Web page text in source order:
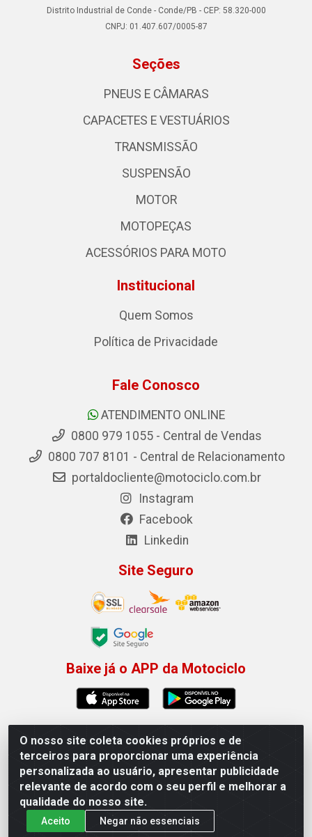
Permitir que a Motociclo envie notificações com
novidades e ofertas exclusivas.
Powered by SendPulse
×
O nosso site coleta cookies próprios e de
terceiros para proporcionar uma experiência
personalizada ao usuário, apresentar publicidade
relevante de acordo com o seu perfil e melhorar a
qualidade do nosso site.
Aceito Negar não essenciais
Distrito Industrial de Conde - Conde/PB - CEP: 58.320-000
CNPJ: 01.407.607/0005-87
Seções
PNEUS E CÂMARAS
CAPACETES E VESTUÁRIOS
TRANSMISSÃO
SUSPENSÃO
MOTOR
MOTOPEÇAS
ACESSÓRIOS PARA MOTO
Institucional
Quem Somos
Política de Privacidade
Fale Conosco
ATENDIMENTO ONLINE
0800 979 1055 - Central de Vendas
0800 707 8101 - Central de Relacionamento
portaldocliente@motociclo.com.br
Instagram
Facebook
Linkedin
Site Seguro
Baixe já o APP da Motociclo
Motociclo - Rua Francisco Sousa dos Santos, 731 -
Jardim Limoeiro, Serra/ES - CEP 29.164-153 - CNPJ
01.407.607/0001-53